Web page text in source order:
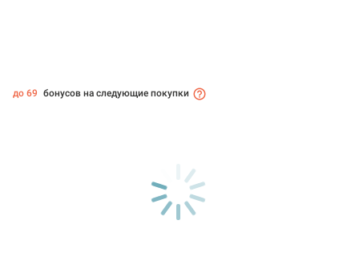
до 69 бонусов на следующие покупки